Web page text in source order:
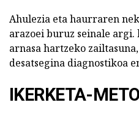
Ahulezia eta haurraren
arazoei buruz seinale
arnasa hartzeko
desatsegina diagnostikoa
IKERKETA-